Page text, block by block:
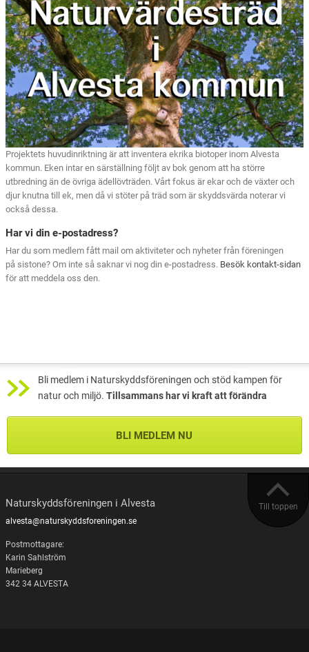
Projektets huvudinriktning är att inventera ekrika biotoper inom Alvesta
kommun. Eken intar en särställning följt av bok genom att ha större
utbredning än de övriga ädellövträden. Vårt fokus är ekar och de växter och
djur knutna till ek, men då vi stöter på träd som är skyddsvärda noterar vi
också dessa.
Har vi din e-postadress?
Har du som medlem fått mail om aktiviteter och nyheter från föreningen
på sistone? Om inte så saknar vi nog din e-postadress. Besök kontakt-sidan
för att meddela oss den.
Bli medlem i Naturskyddsföreningen och stöd kampen för
natur och miljö. Tillsammans har vi kraft att förändra
BLI MEDLEM NU
Till toppen
Naturskyddsföreningen i Alvesta
alvesta@naturskyddsforeningen.se
Postmottagare:
Karin Sahlström
Marieberg
342 34 ALVESTA